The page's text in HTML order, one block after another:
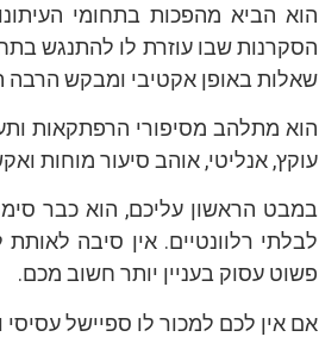
הוא הביא מהפכות בתחומי
הסקרנות שבו עוזרת לו להתנגש
שאלות באופן אקטיבי ומבקש הרבה
הוא מתלהב מסיפורי הרפתקאות
עוקץ, אנליטי, אוהב סיעור מוחות
במבט הראשון עליכם, הוא כבר
לבלתי רלוונטיים. אין סיבה
פשוט עסוק בעניין יותר חשוב מכם.
אם אין לכם למכור לו ספיישל